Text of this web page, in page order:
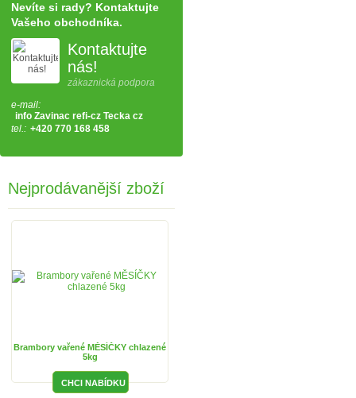
Nevíte si rady? Kontaktujte
Vašeho obchodníka.
Kontaktujte
nás!
zákaznická podpora
e-mail:
info Zavinac refi-cz Tecka cz
tel.: +420 770 168 458
Nejprodávanější zboží
Brambory vařené MĚSÍČKY chlazené
5kg